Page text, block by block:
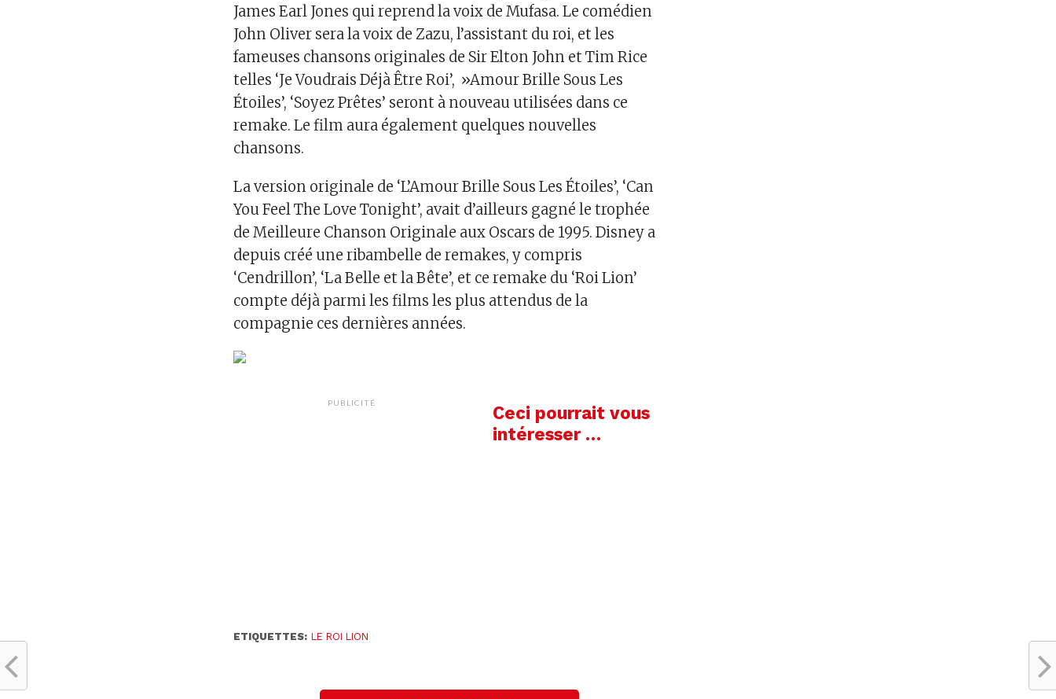
James Earl Jones qui reprend la voix de Mufasa. Le comédien
John Oliver sera la voix de Zazu, l’assistant du roi, et les
fameuses chansons originales de Sir Elton John et Tim Rice
telles ‘Je Voudrais Déjà Être Roi’, »Amour Brille Sous Les
Étoiles’, ‘Soyez Prêtes’ seront à nouveau utilisées dans ce
remake. Le film aura également quelques nouvelles
chansons.
La version originale de ‘L’Amour Brille Sous Les Étoiles’, ‘Can
You Feel The Love Tonight’, avait d’ailleurs gagné le trophée
de Meilleure Chanson Originale aux Oscars de 1995. Disney a
depuis créé une ribambelle de remakes, y compris
‘Cendrillon’, ‘La Belle et la Bête’, et ce remake du ‘Roi Lion’
compte déjà parmi les films les plus attendus de la
compagnie ces dernières années.
PUBLICITÉ
Ceci pourrait vous
intéresser …
ETIQUETTES: LE ROI LION